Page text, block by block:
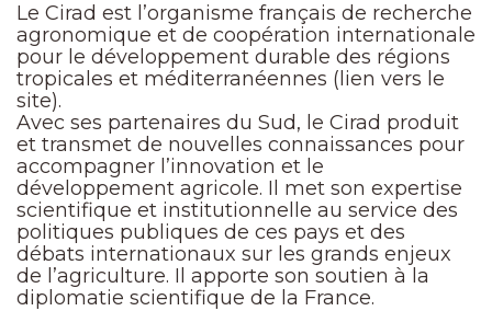
Le Cirad est l’organisme français de recherche
agronomique et de coopération internationale
pour le développement durable des régions
tropicales et méditerranéennes (lien vers le
site).
Avec ses partenaires du Sud, le Cirad produit
et transmet de nouvelles connaissances pour
accompagner l’innovation et le
développement agricole. Il met son expertise
scientifique et institutionnelle au service des
politiques publiques de ces pays et des
débats internationaux sur les grands enjeux
de l’agriculture. Il apporte son soutien à la
diplomatie scientifique de la France.